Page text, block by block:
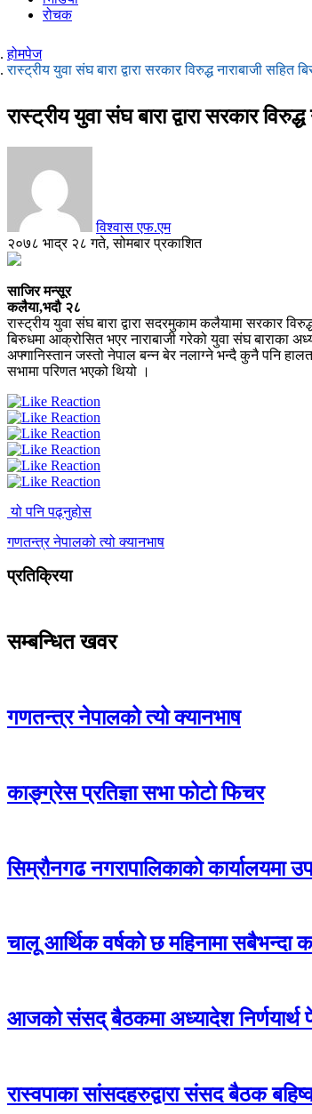
रोचक
होमपेज
रास्ट्रीय युवा संघ बारा द्वारा सरकार विरुद्ध नाराबाजी सहित
रास्ट्रीय युवा संघ बारा द्वारा सरकार
विश्वास एफ.एम
२०७८ भाद्र २८ गते, सोमबार प्रकाशित
साजिर मन्सूर
कलैया,भदौ २८
रास्ट्रीय युवा संघ बारा द्वारा सदरमुकाम कलैयामा सरकार
बिरुधमा आक्रोसित भएर नाराबाजी गरेको युवा संघ बाराका
अफ्गानिस्तान जस्तो नेपाल बन्न बेर नलाग्ने भन्दै कुनै पनि
सभामा परिणत भएको थियो ।
यो पनि पढ्नुहोस
गणतन्त्र नेपालको त्यो क्यानभाष
प्रतिक्रिया
सम्बन्धित खवर
गणतन्त्र नेपालको त्यो क्यानभाष
काङ्ग्रेस प्रतिज्ञा सभा फोटो फिचर
सिम्रौनगढ नगरापालिकाको कार्यालयमा उप
चालू आर्थिक वर्षको छ महिनामा
आजको संसद् बैठकमा अध्यादेश निर्णयार्थ
रास्वपाका सांसदहरुद्वारा संसद बैठक